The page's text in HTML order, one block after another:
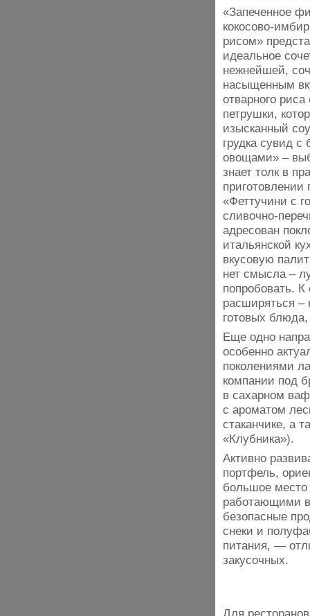
«Запеченное
кокосово-
рисом»
идеальное
нежнейшей,
насыщенным
отварного
петрушки,
изысканный
грудка сувид с
овощами» –
знает толк в
«Феттучини с
сливочно-
адресован
итальянской
вкусовую
нет смысла –
попробовать.
расширяться –
готовых блюда,
Еще одно
особенно
поколениями
компании под
в сахарном
с ароматом
стаканчике, а
«Клубника»).
Активно
портфель,
большое место
работающими в
безопасные
снеки и
питания, —
закусочных.
Для